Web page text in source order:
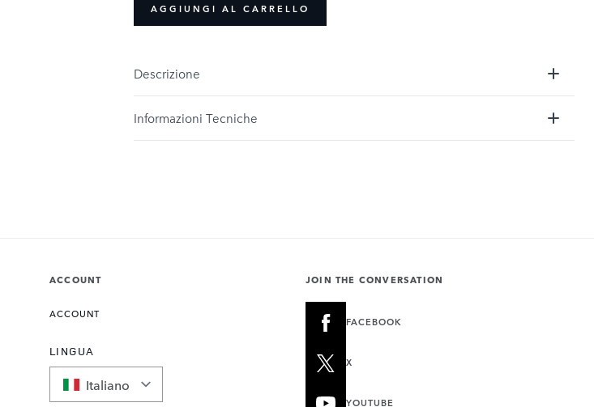
AGGIUNGI AL CARRELLO
Descrizione
Informazioni Tecniche
ACCOUNT
ACCOUNT
LINGUA
Italiano
JOIN THE CONVERSATION
FACEBOOK
X
YOUTUBE